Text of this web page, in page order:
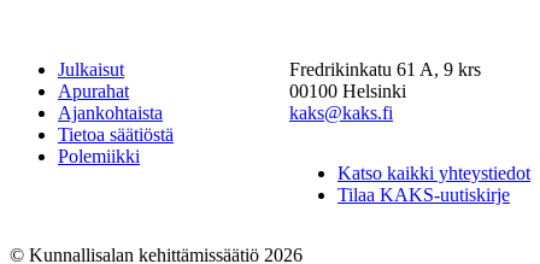
Julkaisut
Apurahat
Ajankohtaista
Tietoa säätiöstä
Polemiikki
Fredrikinkatu 61 A, 9 krs
00100 Helsinki
kaks@kaks.fi
Katso kaikki yhteystiedot
Tilaa KAKS-uutiskirje
© Kunnallisalan kehittämissäätiö 2026